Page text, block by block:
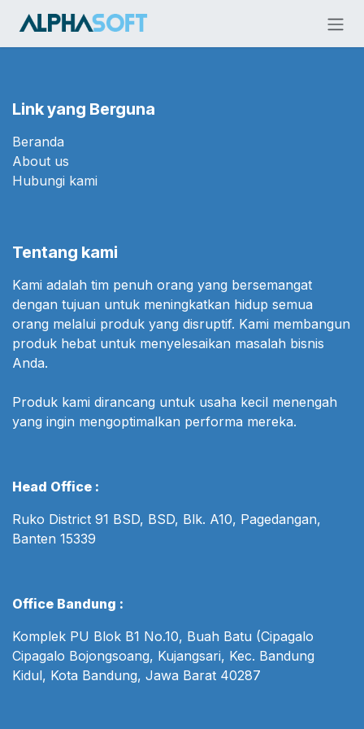
Link yang Berguna
Beranda
About us
Hubungi kami
Tentang kami
Kami adalah tim penuh orang yang bersemangat
dengan tujuan untuk meningkatkan hidup semua
orang melalui produk yang disruptif. Kami membangun
produk hebat untuk menyelesaikan masalah bisnis
Anda.
Produk kami dirancang untuk usaha kecil menengah
yang ingin mengoptimalkan performa mereka.
Head Office :
Ruko District 91 BSD, BSD, Blk. A10, Pagedangan,
Banten 15339
Office Bandung :
Komplek PU Blok B1 No.10, Buah Batu (Cipagalo
Cipagalo Bojongsoang, Kujangsari, Kec. Bandung
Kidul, Kota Bandung, Jawa Barat 40287